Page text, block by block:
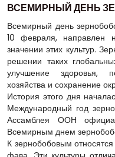
ВСЕМИРНЫЙ ДЕНЬ
Всемирный день
10 февраля, направлен
значении этих культур.
решении таких
улучшение здоровья,
хозяйства и сохранение
История этого дня
Международный год
Ассамблея ООН
Всемирным днем
К зернобобовым